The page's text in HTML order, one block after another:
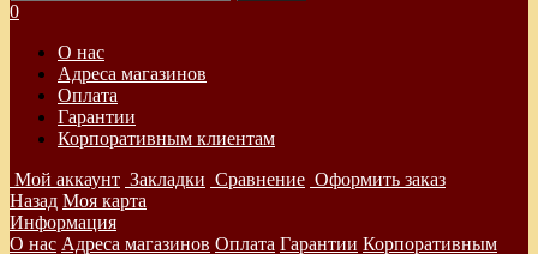
0
О нас
Адреса магазинов
Оплата
Гарантии
Корпоративным клиентам
Мой аккаунт Закладки Сравнение Оформить заказ
Назад Моя карта
Информация
О нас Адреса магазинов Оплата Гарантии Корпоративным